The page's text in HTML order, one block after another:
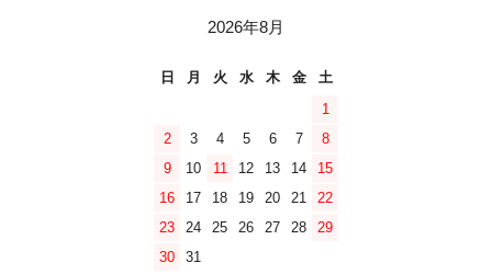
2026年8月
日 月 火 水 木 金
土
1
2
3 4 5 6 7
8
9
10 11 12 13 14
15
16
17 18 19 20 21
22
23
24 25 26 27 28
29
30
31